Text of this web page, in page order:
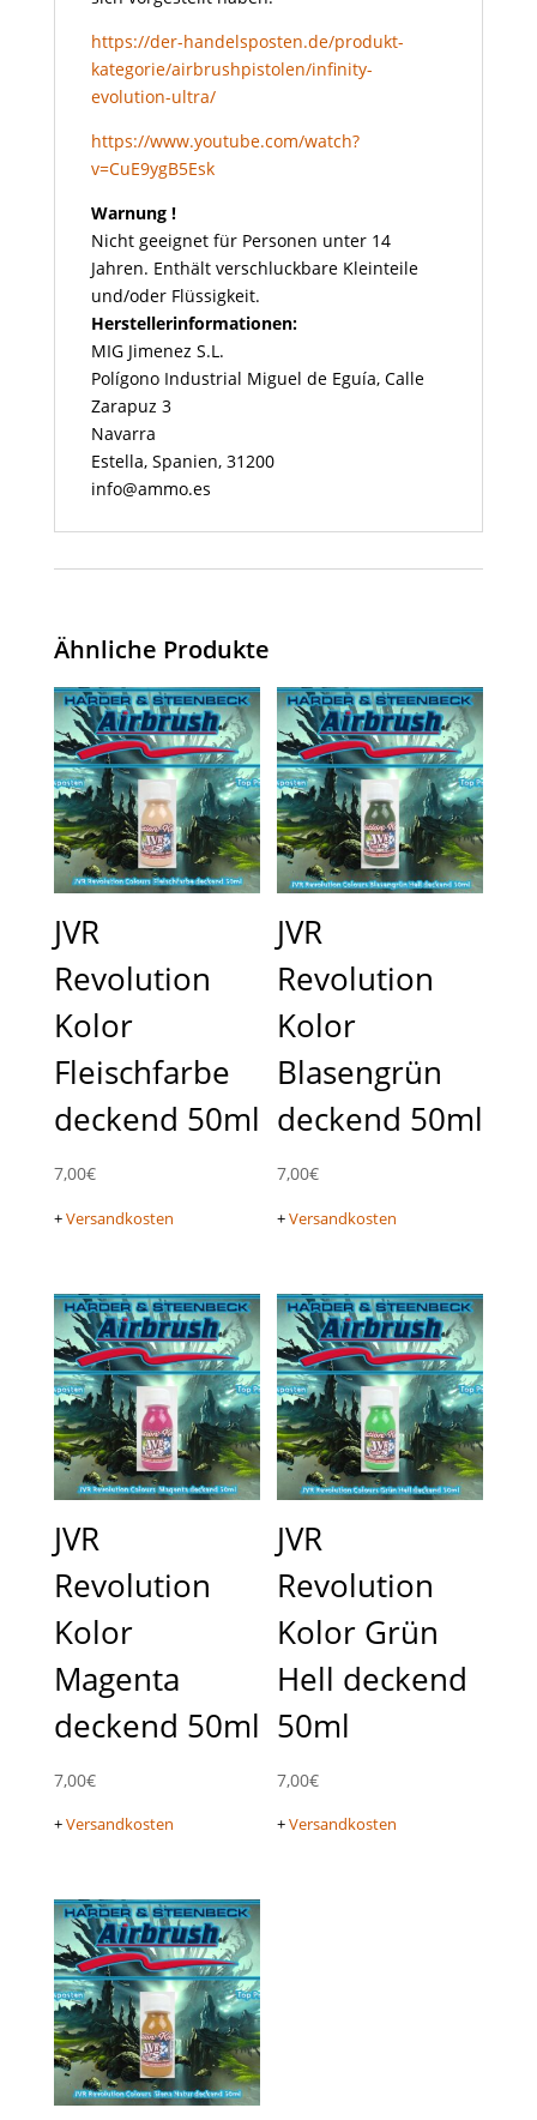
https://der-handelsposten.de/produkt-
kategorie/airbrushpistolen/infinity-
evolution-ultra/
https://www.youtube.com/watch?
v=CuE9ygB5Esk
Warnung !
Nicht geeignet für Personen unter 14
Jahren. Enthält verschluckbare Kleinteile
und/oder Flüssigkeit.
Herstellerinformationen:
MIG Jimenez S.L.
Polígono Industrial Miguel de Eguía, Calle
Zarapuz 3
Navarra
Estella, Spanien, 31200
info@ammo.es
Ähnliche Produkte
JVR
Revolution
Kolor
Fleischfarbe
deckend 50ml
7,00€
+Versandkosten
JVR
Revolution
Kolor
Blasengrün
deckend 50ml
7,00€
+Versandkosten
JVR
Revolution
Kolor
Magenta
deckend 50ml
7,00€
+Versandkosten
JVR
Revolution
Kolor Grün
Hell deckend
50ml
7,00€
+Versandkosten